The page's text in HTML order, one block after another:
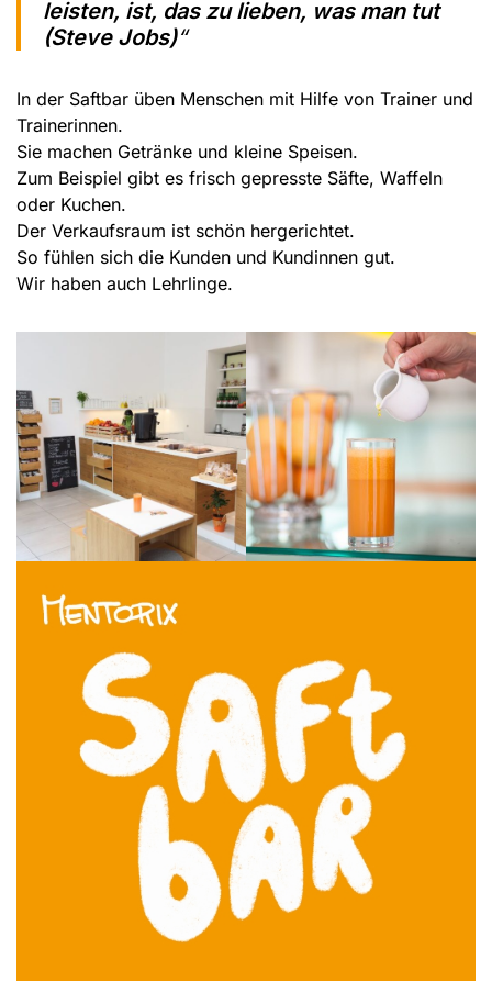
leisten, ist, das zu lieben, was man tut
(Steve Jobs)“
In der Saftbar üben Menschen mit Hilfe von Trainer und
Trainerinnen.
Sie machen Getränke und kleine Speisen.
Zum Beispiel gibt es frisch gepresste Säfte, Waffeln
oder Kuchen.
Der Verkaufsraum ist schön hergerichtet.
So fühlen sich die Kunden und Kundinnen gut.
Wir haben auch Lehrlinge.